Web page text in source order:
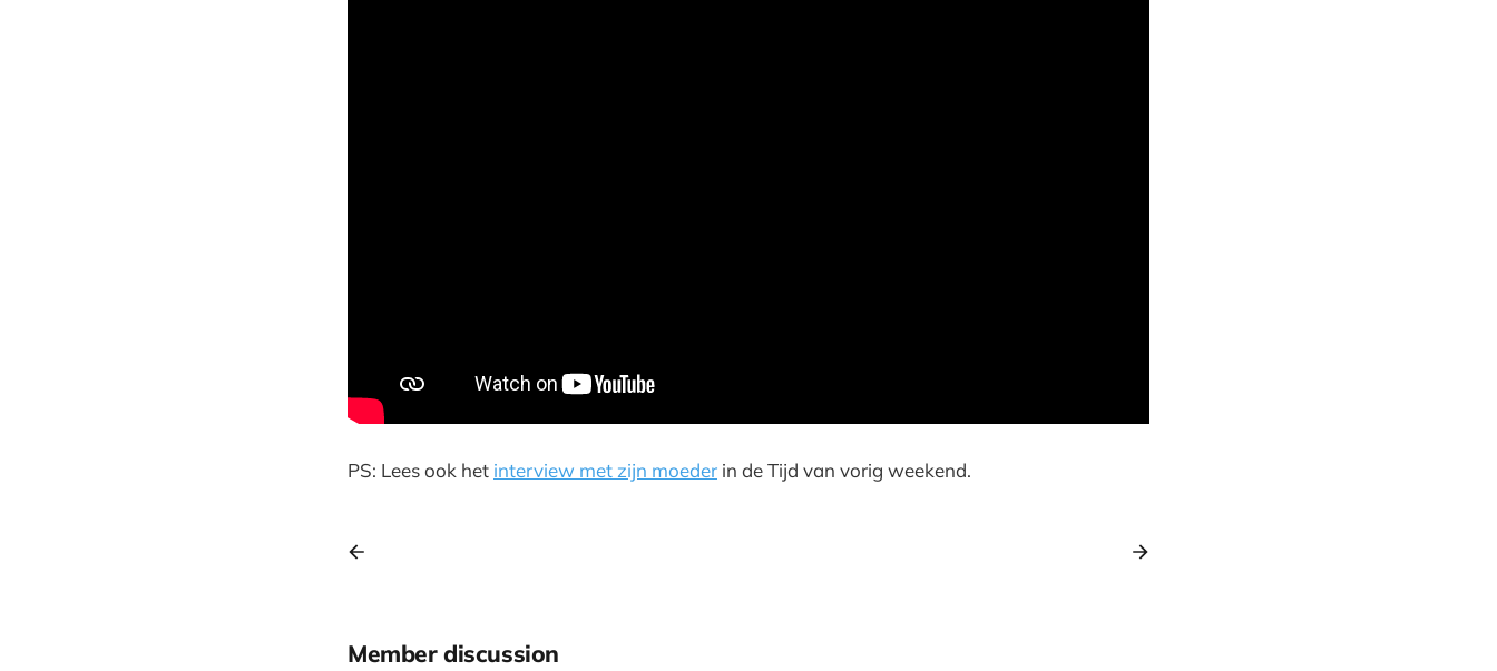
PS: Lees ook het interview met zijn moeder in de Tijd van vorig weekend.
Member discussion